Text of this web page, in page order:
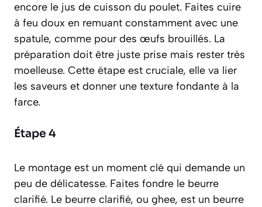
encore le jus de cuisson du poulet. Faites cuire
à feu doux en remuant constamment avec une
spatule, comme pour des œufs brouillés. La
préparation doit être juste prise mais rester très
moelleuse. Cette étape est cruciale, elle va lier
les saveurs et donner une texture fondante à la
farce.
Étape 4
Le montage est un moment clé qui demande un
peu de délicatesse. Faites fondre le beurre
clarifié. Le beurre clarifié, ou ghee, est un beurre